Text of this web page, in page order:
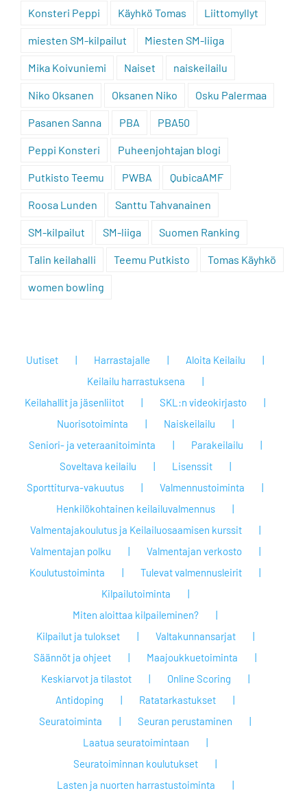
Konsteri Peppi Käyhkö Tomas Liittomyllyt
miesten SM-kilpailut Miesten SM-liiga
Mika Koivuniemi Naiset naiskeilailu
Niko Oksanen Oksanen Niko Osku Palermaa
Pasanen Sanna PBA PBA50
Peppi Konsteri Puheenjohtajan blogi
Putkisto Teemu PWBA QubicaAMF
Roosa Lunden Santtu Tahvanainen
SM-kilpailut SM-liiga Suomen Ranking
Talin keilahalli Teemu Putkisto Tomas Käyhkö
women bowling
Uutiset Harrastajalle
Aloita Keilailu
Keilailu harrastuksena
Keilahallit ja jäsenliitot
SKL:n videokirjasto
Nuorisotoiminta
Naiskeilailu
Seniori- ja veteraanitoiminta
Parakeilailu
Soveltava keilailu
Lisenssit
Sporttiturva-vakuutus
Valmennustoiminta
Henkilökohtainen keilailuvalmennus
Valmentajakoulutus ja Keilailuosaamisen kurssit
Valmentajan polku
Valmentajan verkosto
Koulutustoiminta
Tulevat valmennusleirit
Kilpailutoiminta
Miten aloittaa kilpaileminen?
Kilpailut ja tulokset
Valtakunnansarjat
Säännöt ja ohjeet
Maajoukkuetoiminta
Keskiarvot ja tilastot
Online Scoring
Antidoping
Ratatarkastukset
Seuratoiminta
Seuran perustaminen
Laatua seuratoimintaan
Seuratoiminnan koulutukset
Lasten ja nuorten harrastustoiminta